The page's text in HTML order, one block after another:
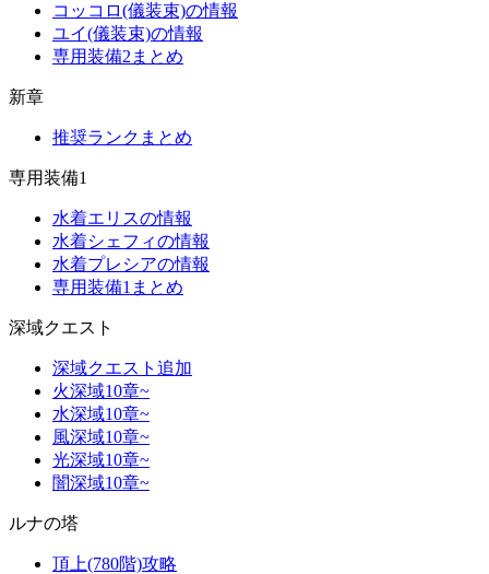
コッコロ(儀装束)の情報
ユイ(儀装束)の情報
専用装備2まとめ
新章
推奨ランクまとめ
専用装備1
水着エリスの情報
水着シェフィの情報
水着プレシアの情報
専用装備1まとめ
深域クエスト
深域クエスト追加
火深域10章~
水深域10章~
風深域10章~
光深域10章~
闇深域10章~
ルナの塔
頂上(780階)攻略